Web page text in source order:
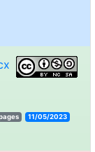
11/05/2023